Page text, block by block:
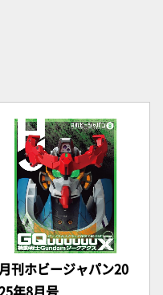
月刊ホビージャパン20
年8月号